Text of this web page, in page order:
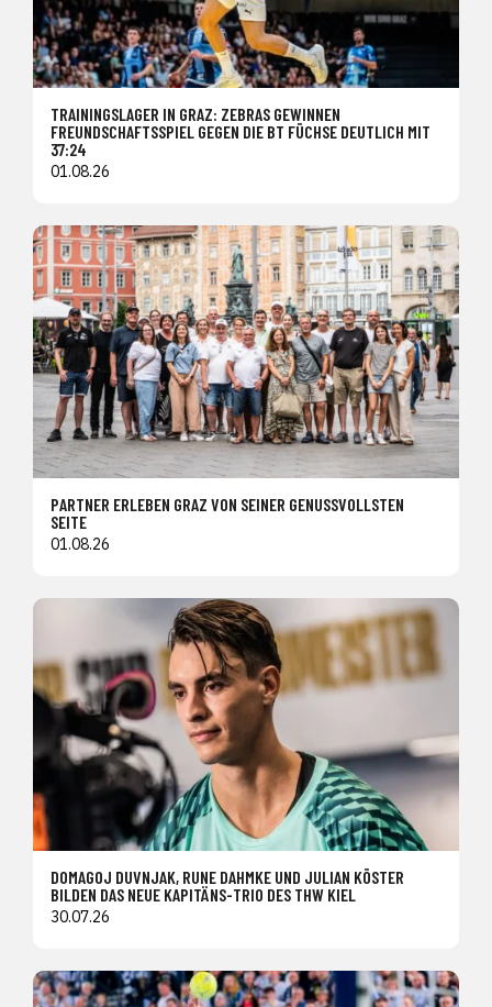
TRAININGSLAGER IN GRAZ: ZEBRAS GEWINNEN
FREUNDSCHAFTSSPIEL GEGEN DIE BT FÜCHSE DEUTLICH MIT
37:24
01.08.26
PARTNER ERLEBEN GRAZ VON SEINER GENUSSVOLLSTEN
SEITE
01.08.26
DOMAGOJ DUVNJAK, RUNE DAHMKE UND JULIAN KÖSTER
BILDEN DAS NEUE KAPITÄNS-TRIO DES THW KIEL
30.07.26